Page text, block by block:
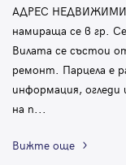
АДРЕС НЕДВИЖИМИ
намираща се в гр.
Вилата се състои
ремонт. Парцела е
информация,
на п...
Вижте още